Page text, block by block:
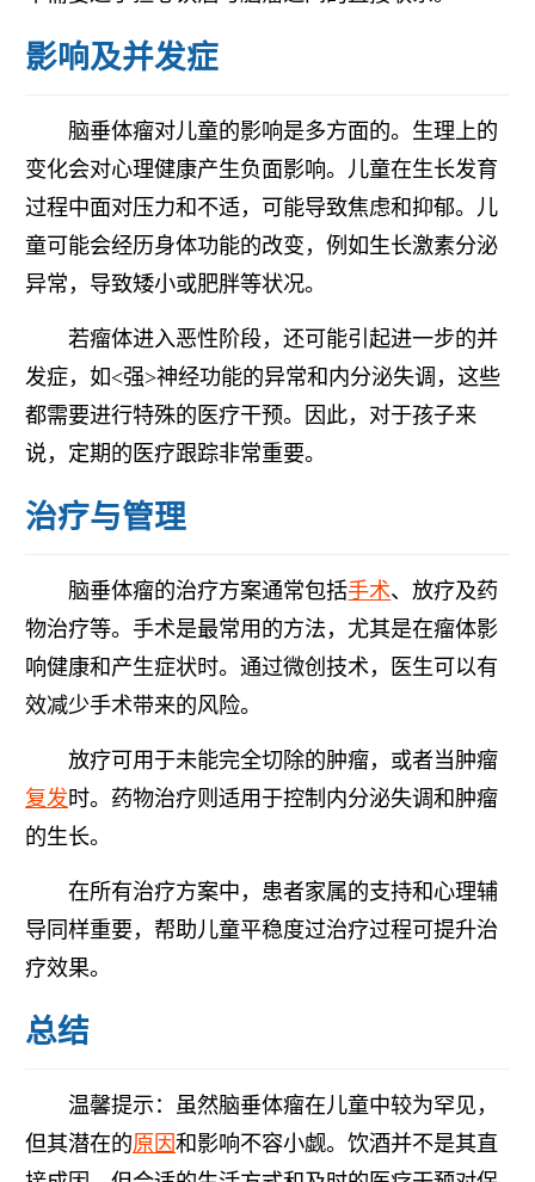
影响及并发症
脑垂体瘤对儿童的影响是多方面的。生理上的
变化会对心理健康产生负面影响。儿童在生长发育
过程中面对压力和不适，可能导致焦虑和抑郁。儿
童可能会经历身体功能的改变，例如生长激素分泌
异常，导致矮小或肥胖等状况。
若瘤体进入恶性阶段，还可能引起进一步的并
发症，如<强>神经功能的异常和内分泌失调，这些
都需要进行特殊的医疗干预。因此，对于孩子来
说，定期的医疗跟踪非常重要。
治疗与管理
脑垂体瘤的治疗方案通常包括手术、放疗及药
物治疗等。手术是最常用的方法，尤其是在瘤体影
响健康和产生症状时。通过微创技术，医生可以有
效减少手术带来的风险。
放疗可用于未能完全切除的肿瘤，或者当肿瘤
复发时。药物治疗则适用于控制内分泌失调和肿瘤
的生长。
在所有治疗方案中，患者家属的支持和心理辅
导同样重要，帮助儿童平稳度过治疗过程可提升治
疗效果。
总结
温馨提示：虽然脑垂体瘤在儿童中较为罕见，
但其潜在的原因和影响不容小觑。饮酒并不是其直